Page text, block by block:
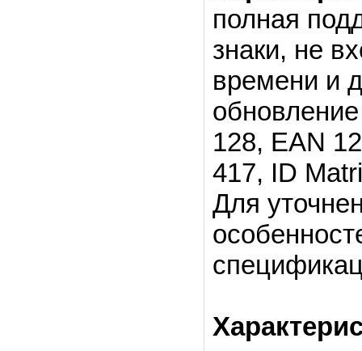
полная
знаки, не
времени и
128, EAN
417, ID
Для